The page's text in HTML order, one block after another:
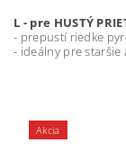
L - pre HUSTÝ
- prepustí riedke
- ideálny pre
Akcia